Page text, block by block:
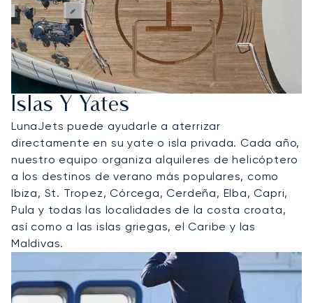
Islas Y Yates
LunaJets puede ayudarle a aterrizar
directamente en su yate o isla privada. Cada año,
nuestro equipo organiza alquileres de helicóptero
a los destinos de verano más populares, como
Ibiza, St. Tropez, Córcega, Cerdeña, Elba, Capri,
Pula y todas las localidades de la costa croata,
así como a las islas griegas, el Caribe y las
Maldivas.